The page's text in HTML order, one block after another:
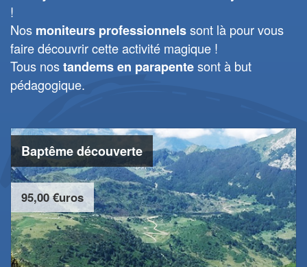
!
Nos moniteurs professionnelssont là pour vous
faire découvrir cette activité magique !
Tous nostandems en parapentesont à but
pédagogique.
Baptême découverte
95,00 €uros